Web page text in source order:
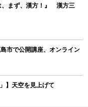
、まず、漢方！』 漢方三
市で公開講座、オンライン
】天空を見上げて